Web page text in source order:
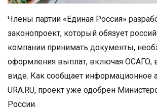
Члены партии «Единая Россия»
законопроект, который обязует
компании принимать документы,
оформления выплат, включая ОСАГО,
виде. Как сообщает информационное
URA.RU, проект уже одобрен
России.